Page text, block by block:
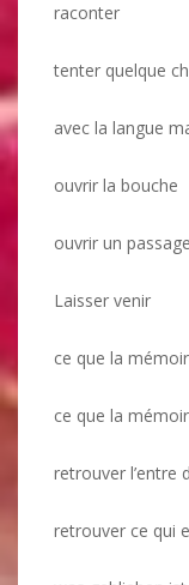
raconter
tenter quelque
avec la langue
ouvrir la bouche
ouvrir un
Laisser venir
ce que la
ce que la
retrouver l’entre
retrouver ce qui